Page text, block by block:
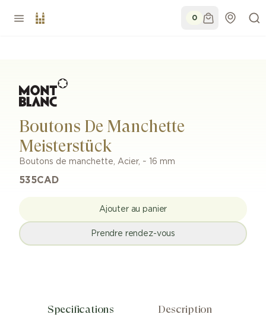
0
Boutons De Manchette
Meisterstück
Boutons de manchette, Acier, ~ 16 mm
535CAD
Ajouter au panier
Prendre rendez-vous
Specifications Description